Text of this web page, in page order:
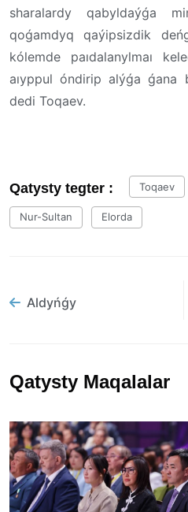
sharalardy qabyldaýǵa
qoǵamdyq qaýipsizdik
kólemde paıdalanylmaı
aıyppul óndirip alýǵa ǵana
dedi Toqaev.
Qatysty tegter : Toqaev
Nur-Sultan Elorda
Aldyńǵy
Qatysty Maqalalar